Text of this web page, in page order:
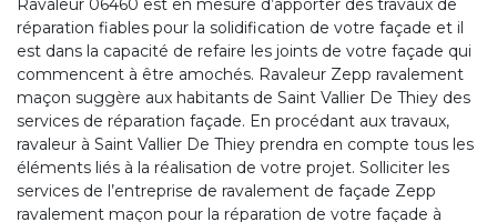
Ravaleur 06460 est en mesure d’apporter des travaux de
réparation fiables pour la solidification de votre façade et il
est dans la capacité de refaire les joints de votre façade qui
commencent à être amochés. Ravaleur Zepp ravalement
maçon suggère aux habitants de Saint Vallier De Thiey des
services de réparation façade. En procédant aux travaux,
ravaleur à Saint Vallier De Thiey prendra en compte tous les
éléments liés à la réalisation de votre projet. Solliciter les
services de l’entreprise de ravalement de façade Zepp
ravalement maçon pour la réparation de votre façade à